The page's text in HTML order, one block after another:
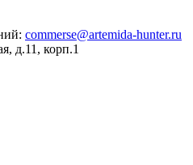
commerse@artemida-hunter.ru
д.11, корп.1